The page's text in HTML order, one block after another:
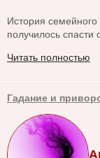
История семейного
получилось спасти
Читать полностью
Гадание и